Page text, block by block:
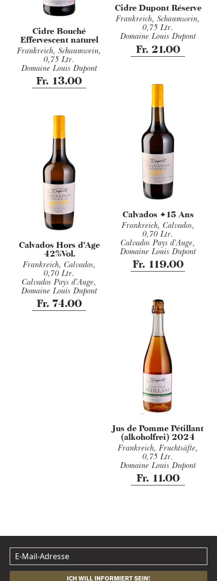
Cidre Bouché
Effervescent naturel
Frankreich, Schaumwein,
0,75 Ltr.
Domaine Louis Dupont
Fr. 13.00
Cidre Dupont Réserve
Frankreich, Schaumwein,
0,75 Ltr.
Domaine Louis Dupont
Fr. 21.00
Calvados +15 Ans
Frankreich, Calvados,
0,70 Ltr.
Calvados Pays d’Auge,
Domaine Louis Dupont
Fr. 119.00
Calvados Hors d’Age
42%Vol.
Frankreich, Calvados,
0,70 Ltr.
Calvados Pays d’Auge,
Domaine Louis Dupont
Fr. 74.00
Jus de Pomme Pétillant
(alkoholfrei) 2024
Frankreich, Fruchtsäfte,
0,75 Ltr.
Domaine Louis Dupont
Fr. 11.00
ICH WILL INFORMIERT SEIN!